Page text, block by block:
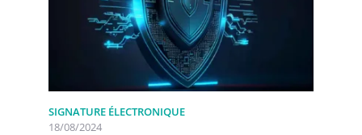
SIGNATURE ÉLECTRONIQUE
18/08/2024